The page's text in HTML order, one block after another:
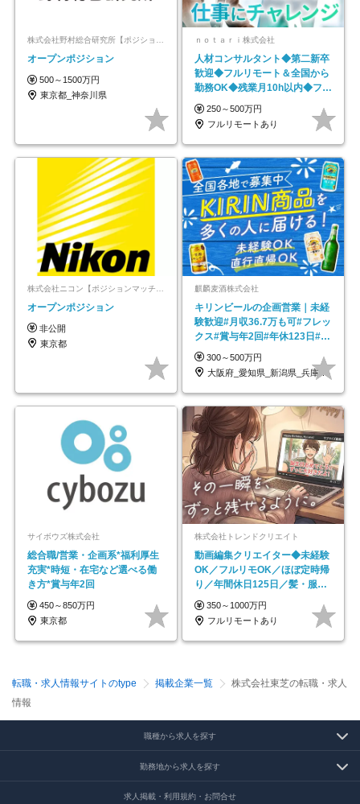
株式会社野村総合研究所【ポジションマッチ登録】
オープンポジション
500～1500万円
東京都_神奈川県
ｎｏｔａｒｉ株式会社
人材コンサルタント◆第二新卒
歓迎◆フルリモート＆全国から
勤務OK◆残業月10h以内◆フレ
ックス制
250～500万円
フルリモートあり
オープンポジション
非公開
東京都
麒麟麦酒株式会社
キリンビールの企画営業｜未経
験歓迎#月収36.7万も可#フレッ
クス#賞与年2回#年休123日#完
全週休2日制
300～500万円
大阪府_愛知県_新潟県_兵庫県_福岡県
サイボウズ株式会社
総合職/営業・企画系*福利厚生
充実*時短・在宅など選べる働
き方*賞与年2回
450～850万円
東京都
株式会社トレンドクリエイト
動画編集クリエイター◆未経験
OK／フルリモOK／ほぼ定時帰
り／年間休日125日／髪・服・
ネイル自由／副業OK
350～1000万円
フルリモートあり
転職・求人情報サイトのtype 掲載企業一覧
株式会社東芝の転職・求人
情報
職種から求人を探す
勤務地から求人を探す
求人掲載・利用規約・お問合せ